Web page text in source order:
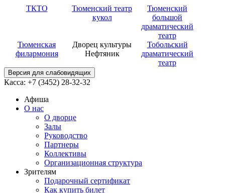
ТКТО
Тюменский театр
кукол
Тюменский
большой
драматический
театр
Тюменская
филармония
Дворец культуры
Нефтяник
Тобольский
драматический
театр
Версия для слабовидящих
Касса: +7 (3452) 28-32-32
Афиша
О нас
О дворце
Залы
Руководство
Партнеры
Коллективы
Организационная структура
Зрителям
Подарочный сертификат
Как купить билет